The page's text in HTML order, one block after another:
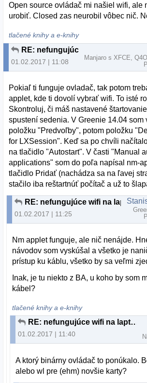
Open source ovládač mi našiel wifi, ale
urobiť. Closed zas neurobil vôbec nič.
tlačené knihy a e-knihy
01.02.2017 | 11:08
Manjaro s XFCE,
Pokiaľ ti funguje ovladač, tak potom
applet, kde ti dovolí vybrať wifi. To isté
Skontroluj, či máš nastavené
spustení sedenia. V Greenie 14.04 som
položku "Predvoľby", potom položku
for LXSession". Keď sa po chvíli
na tlačidlo "Autostart". V časti "Manual
applications" som do poľa napísal nm-
tlačidlo Pridať (nachádza sa na ľavej
stačilo iba reštartnúť počítač a už to
RE: nefungujúce wifi na laptope - lubuntu 16.04 LTS
01.02.2017 | 11:25
Nm applet funguje, ale nič nenájde.
návodov som vyskúšal a všetko je
prístup ku káblu, všetko by sa veľmi
Inak, je tu niekto z BA, u koho by som
kábel?
tlačené knihy a e-knihy
RE: nefungujúce wifi na laptope - lubuntu 16.04 LTS
01.02.2017 | 11:40
A ktorý binárny ovládač to ponúkalo.
alebo wl pre (ehm) novšie karty?